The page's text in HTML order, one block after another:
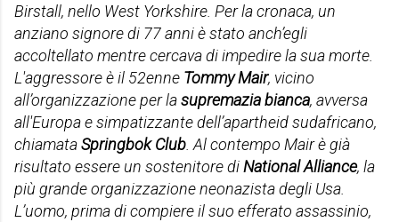
Birstall, nello West Yorkshire. Per la cronaca, un
anziano signore di 77 anni è stato anch’egli
accoltellato mentre cercava di impedire la sua morte.
L'aggressore è il 52enne Tommy Mair, vicino
all’organizzazione per lasupremazia bianca, avversa
all'Europa e simpatizzante dell’apartheid sudafricano,
chiamataSpringbok Club. Al contempo Mair è già
risultato essere un sostenitore diNational Alliance, la
più grande organizzazione neonazista degli Usa.
L’uomo, prima di compiere il suo efferato assassinio,